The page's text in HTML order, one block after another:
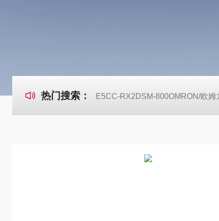
热门搜索： E5CC-RX2DSM-800OMRON/欧